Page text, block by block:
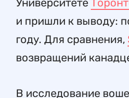
Университете
и пришли к выводу:
году. Для сравнения,
возвращений
В исследование